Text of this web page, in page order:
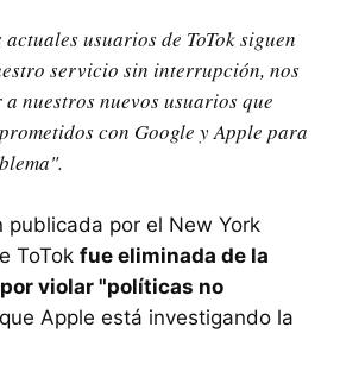
usuarios de ToTok siguen
servicio sin interrupción, nos
nuestros nuevos usuarios que
con Google y Apple para
publicada por el New York
ToTok fue eliminada de la
violar "políticas no
Apple está investigando la